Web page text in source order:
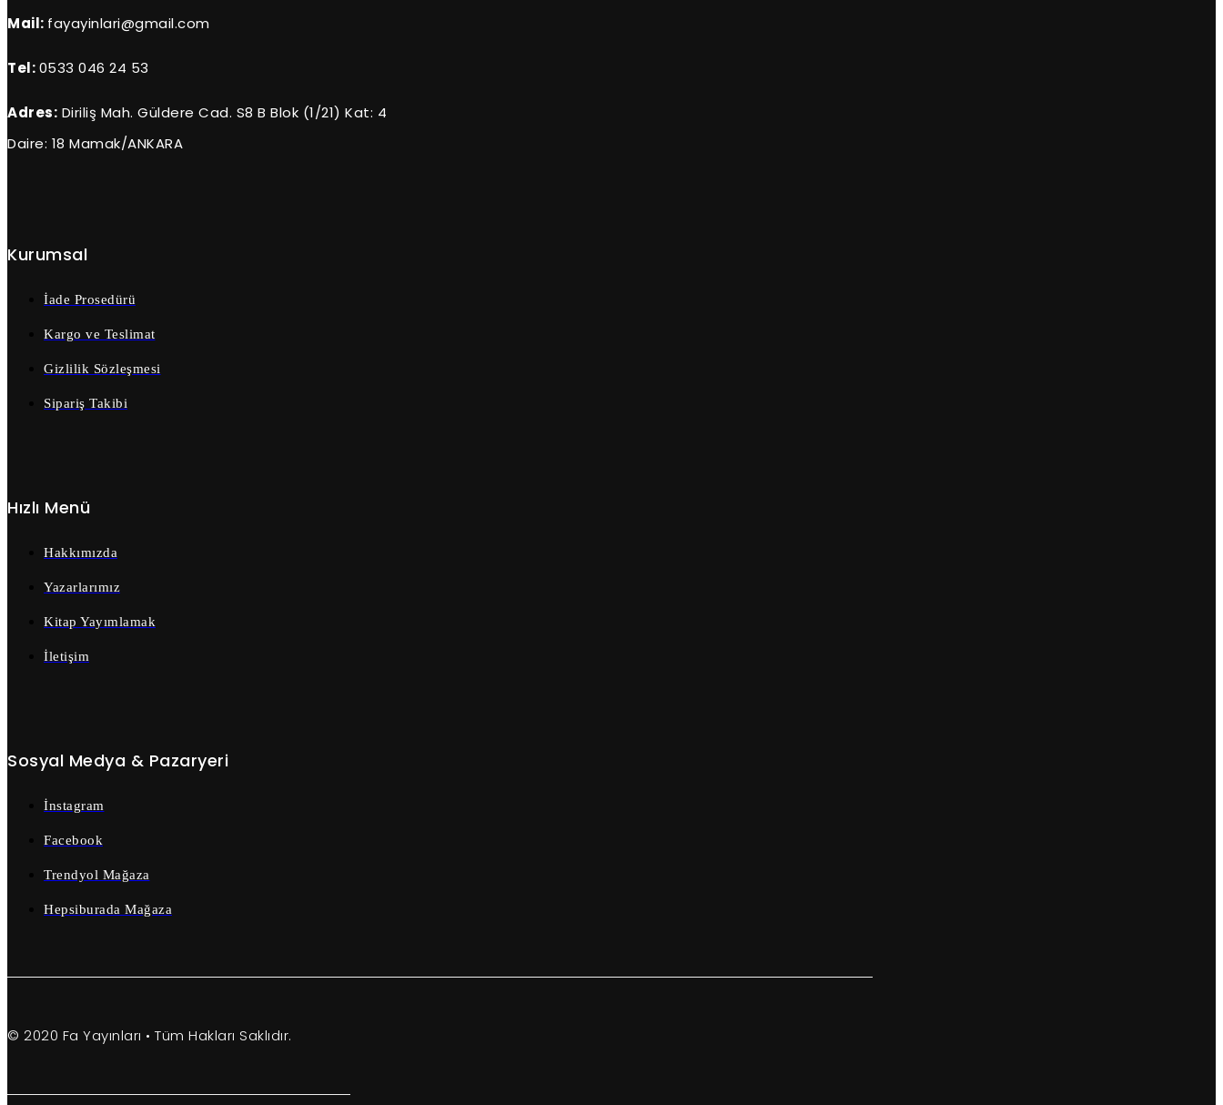
Mail: fayayinlari@gmail.com
Tel:0533 046 24 53
Adres: Diriliş Mah. Güldere Cad. S8 B Blok (1/21) Kat: 4
Daire: 18 Mamak/ANKARA
Kurumsal
İade Prosedürü
Kargo ve Teslimat
Gizlilik Sözleşmesi
Sipariş Takibi
Hızlı Menü
Hakkımızda
Yazarlarımız
Kitap Yayımlamak
İletişim
Sosyal Medya & Pazaryeri
İnstagram
Facebook
Trendyol Mağaza
Hepsiburada Mağaza
© 2020 Fa Yayınları • Tüm Hakları Saklıdır.